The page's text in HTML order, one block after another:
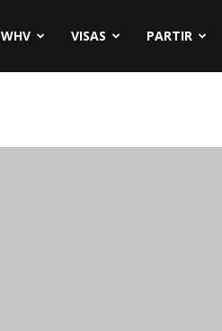
WHV VISAS PARTIR